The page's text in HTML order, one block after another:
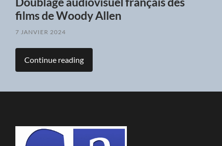
films de Woody Allen
7 JANVIER 2024
Continue reading